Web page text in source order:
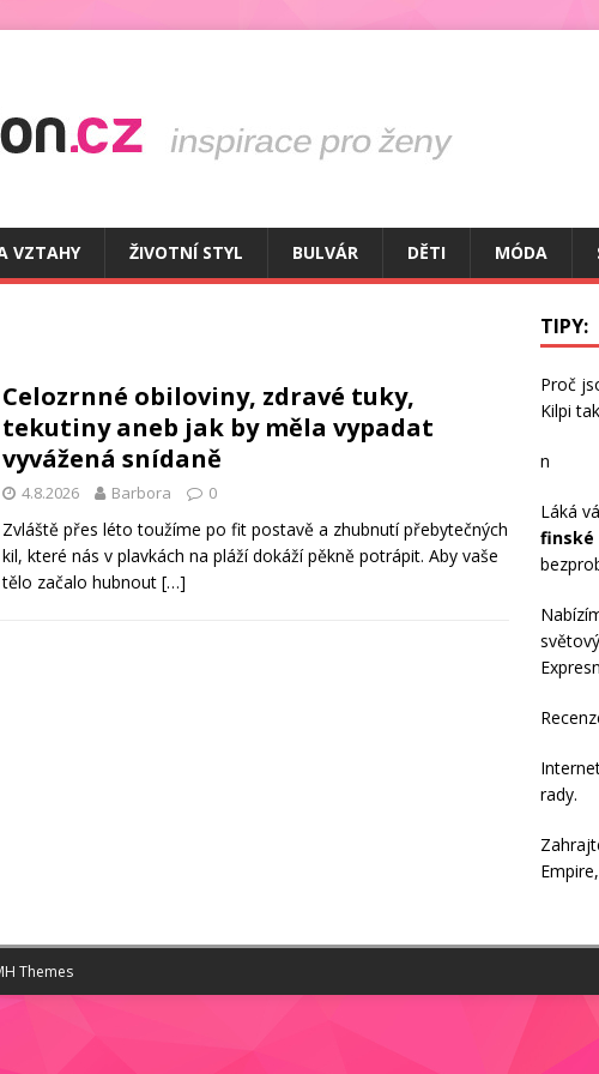
VZTAHY ŽIVOTNÍ STYL BULVÁR DĚTI MÓDA
Celozrnné obiloviny, zdravé tuky,
tekutiny aneb jak by měla vypadat
vyvážená snídaně
4.8.2026 Barbora 0
Zvláště přes léto toužíme po fit postavě a zhubnutí přebytečných
kil, které nás v plavkách na pláží dokáží pěkně potrápit. Aby vaše
tělo začalo hubnout […]
TIPY:
Proč
Kilpi
n
Láká
finské
rady.
Empire
Themes